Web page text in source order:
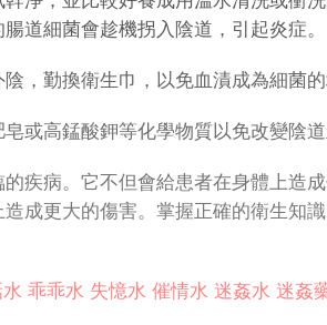
道細菌會趁機拐入陰道，引起炎症。
勤換衛生巾，以免血漬成為細菌的
高錳酸鉀等化學物質以免改變陰道
病。它不但會給患者在身體上造成
成更大的傷害。掌握正確的衛生知
乖乖水 失憶水 催情水 迷姦水 迷姦